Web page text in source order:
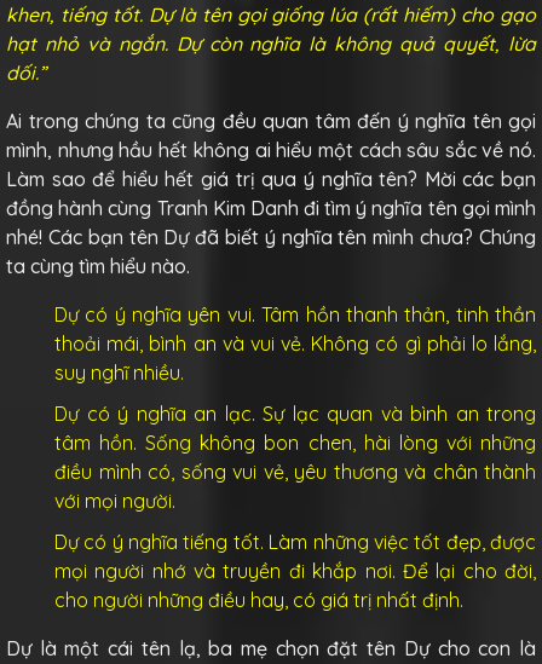
khen, tiếng tốt. Dự là tên gọi giống lúa (rất hiếm) cho gạo
hạt nhỏ và ngắn. Dự còn nghĩa là không quả quyết, lừa
dối.”
Ai trong chúng ta cũng đều quan tâm đến ý nghĩa tên gọi
mình, nhưng hầu hết không ai hiểu một cách sâu sắc về nó.
Làm sao để hiểu hết giá trị qua ý nghĩa tên? Mời các bạn
đồng hành cùng Tranh Kim Danh đi tìm ý nghĩa tên gọi mình
nhé! Các bạn tên Dự đã biết ý nghĩa tên mình chưa? Chúng
ta cùng tìm hiểu nào.
Dự có ý nghĩa yên vui. Tâm hồn thanh thản, tinh thần
thoải mái, bình an và vui vẻ. Không có gì phải lo lắng,
suy nghĩ nhiều.
Dự có ý nghĩa an lạc. Sự lạc quan và bình an trong
tâm hồn. Sống không bon chen, hài lòng với những
điều mình có, sống vui vẻ, yêu thương và chân thành
với mọi người.
Dự có ý nghĩa tiếng tốt. Làm những việc tốt đẹp, được
mọi người nhớ và truyền đi khắp nơi. Để lại cho đời,
cho người những điều hay, có giá trị nhất định.
Dự là một cái tên lạ, ba mẹ chọn đặt tên Dự cho con là